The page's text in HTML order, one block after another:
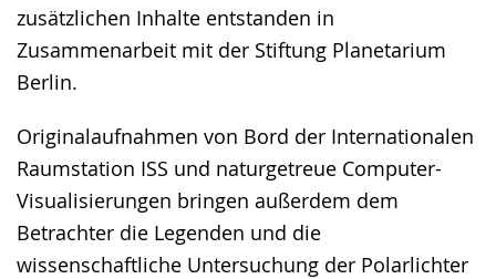
zusätzlichen Inhalte entstanden in
Zusammenarbeit mit der Stiftung Planetarium
Berlin.
Originalaufnahmen von Bord der Internationalen
Raumstation ISS und naturgetreue Computer-
Visualisierungen bringen außerdem dem
Betrachter die Legenden und die
wissenschaftliche Untersuchung der Polarlichter